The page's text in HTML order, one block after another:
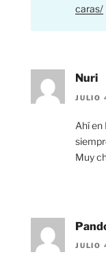
caras/
Nuri
JULIO
Ahí en
Muy
JULIO